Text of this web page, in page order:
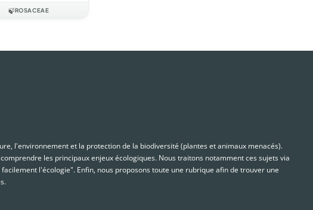
🍃ROSACEAE
l'environnement et la protection de la biodiversité (plantes et animaux menacés).
les principaux enjeux écologiques. Nous traitons notamment ces sujets via
l'écologie". Enfin, nous proposons toute une rubrique afin de trouver une